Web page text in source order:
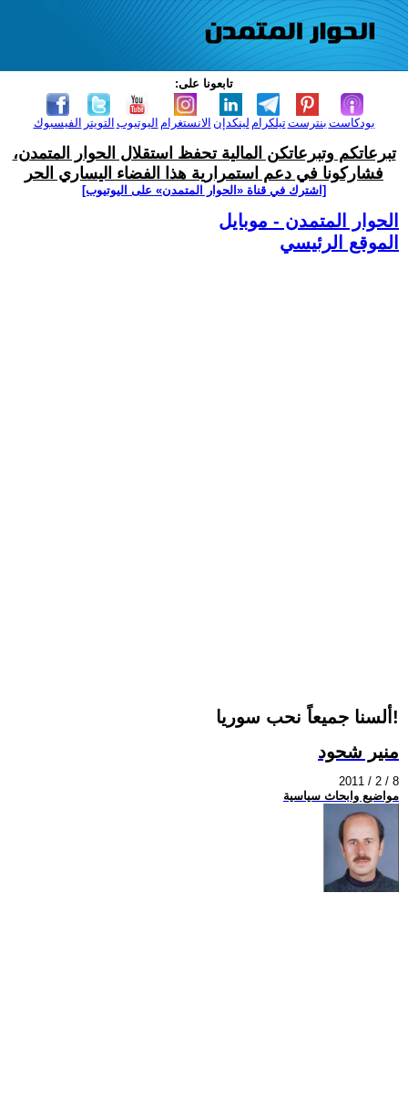
تابعونا على:
الفيسبوك التويتر اليوتيوب الانستغرام لينكدإن تيلكرامبنترست بودكاست
تبرعاتكم وتبرعاتكن المالية تحفظ استقلال الحوار المتمدن،
فشاركونا في دعم استمرارية هذا الفضاء اليساري الحر
[اشترك في قناة ‫«الحوار المتمدن» على اليوتيوب]
الحوار المتمدن - موبايل
الموقع الرئيسي
ألسنا جميعاً نحب سوريا!
منير شحود
2011 / 2 / 8
مواضيع وابحاث سياسية